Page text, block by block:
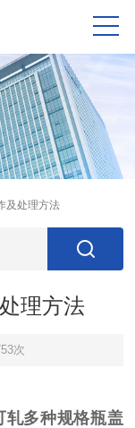
及处理方法
理方法
次
轧多种规格瓶盖